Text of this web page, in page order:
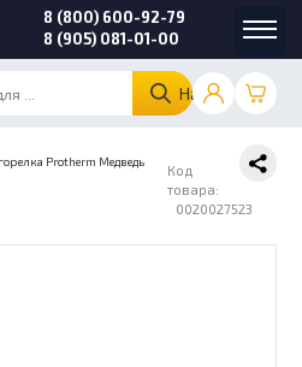
Найти
8 (800) 600-92-79
8 (905) 081-01-00
Protherm Медведь
Код
товара:
0020027523